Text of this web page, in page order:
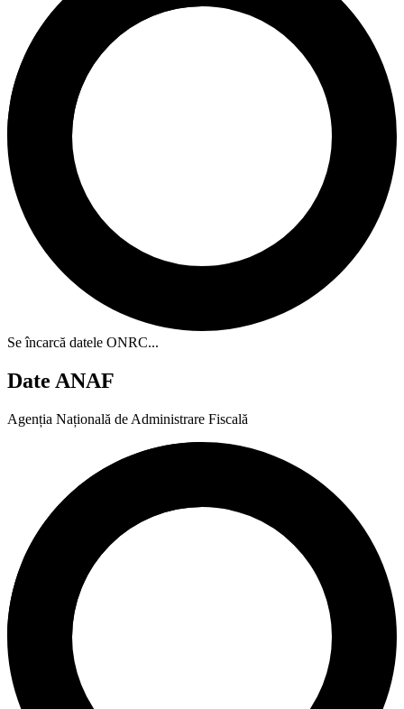
Se încarcă datele ONRC...
Date ANAF
Agenția Națională de Administrare Fiscală